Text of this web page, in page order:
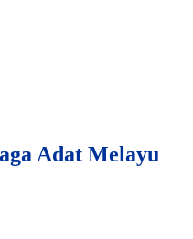
Adat Melayu